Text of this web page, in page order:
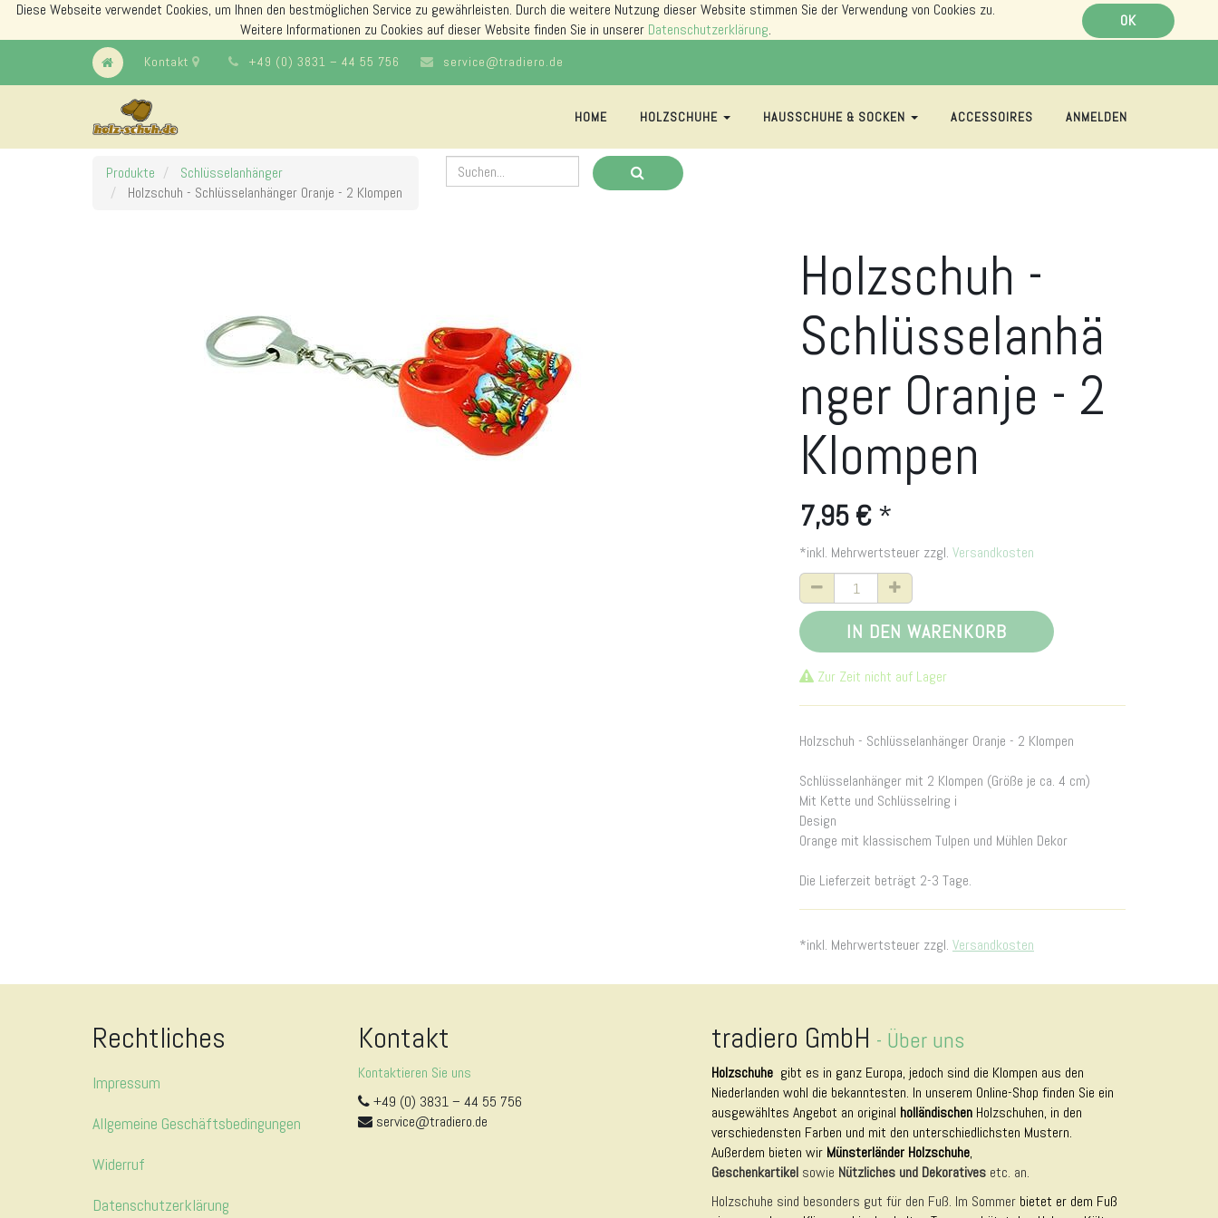
Diese Webseite verwendet Cookies, um Ihnen den bestmöglichen Service zu gewährleisten. Durch die weitere Nutzung dieser Website stimmen Sie der Verwendung von Cookies zu.
Weitere Informationen zu Cookies auf dieser Website finden Sie in unserer Datenschutzerklärung. OK
Kontakt +49 (0) 3831 – 44 55 756 service@tradiero.de
HOME HOLZSCHUHE HAUSSCHUHE & SOCKEN ACCESSOIRES ANMELDEN
Produkte
Schlüsselanhänger
Holzschuh - Schlüsselanhänger Oranje - 2 Klompen
Holzschuh -
Schlüsselanhä
nger Oranje - 2
Klompen
7,95 € *
*inkl. Mehrwertsteuer zzgl. Versandkosten
IN DEN WARENKORB
Zur Zeit nicht auf Lager
Holzschuh - Schlüsselanhänger Oranje - 2 Klompen
Schlüsselanhänger mit 2 Klompen (Größe je ca. 4 cm)
Mit Kette und Schlüsselring i
Design
Orange mit klassischem Tulpen und Mühlen Dekor
Die Lieferzeit beträgt 2-3 Tage.
*inkl. Mehrwertsteuer zzgl. Versandkosten
Rechtliches
Impressum
Allgemeine Geschäftsbedingungen
Widerruf
Datenschutzerklärung
Kontakt
Kontaktieren Sie uns
+49 (0) 3831 – 44 55 756
service@tradiero.de
tradiero GmbH - Über uns
Holzschuhe gibt es in ganz Europa, jedoch sind die Klompen aus den
Niederlanden wohl die bekanntesten. In unserem Online-Shop finden Sie ein
ausgewähltes Angebot an original holländischen Holzschuhen, in den
verschiedensten Farben und mit den unterschiedlichsten Mustern.
Außerdem bieten wir Münsterländer Holzschuhe,
Geschenkartikel sowie Nützliches und Dekoratives etc. an.
Holzschuhe sind besonders gut für den Fuß. Im Sommer bietet er dem Fuß